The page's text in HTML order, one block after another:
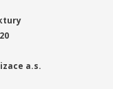
a.s.